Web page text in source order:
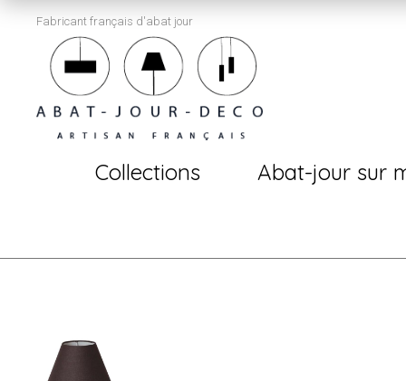
Fabricant français d'abat jour
Collections Abat-jour sur